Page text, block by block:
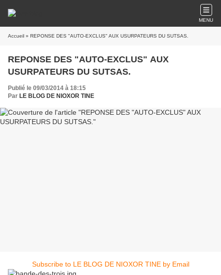
MENU
Accueil » REPONSE DES "AUTO-EXCLUS" AUX USURPATEURS DU SUTSAS.
REPONSE DES "AUTO-EXCLUS" AUX
USURPATEURS DU SUTSAS.
Publié le 09/03/2014 à 18:15
Par LE BLOG DE NIOXOR TINE
Subscribe to LE BLOG DE NIOXOR TINE by Email